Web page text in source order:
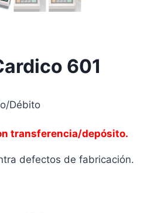
601
Débito
transferencia/depósito.
defectos de fabricación.